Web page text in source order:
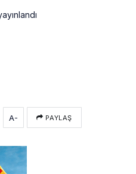
A- PAYLAŞ